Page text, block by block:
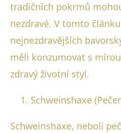
tradičních pokrmů
nezdravé. V tomto
nejnezdravějších
měli konzumovat s
zdravý životní styl.
Schweinshaxe
Schweinshaxe, neboli